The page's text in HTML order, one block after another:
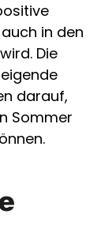
in den
Die
darauf,
Sommer